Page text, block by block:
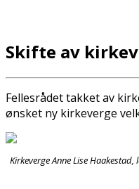
Skifte av
Fellesrådet takket av
ønsket ny kirkeverge
Kirkeverge Anne Lise